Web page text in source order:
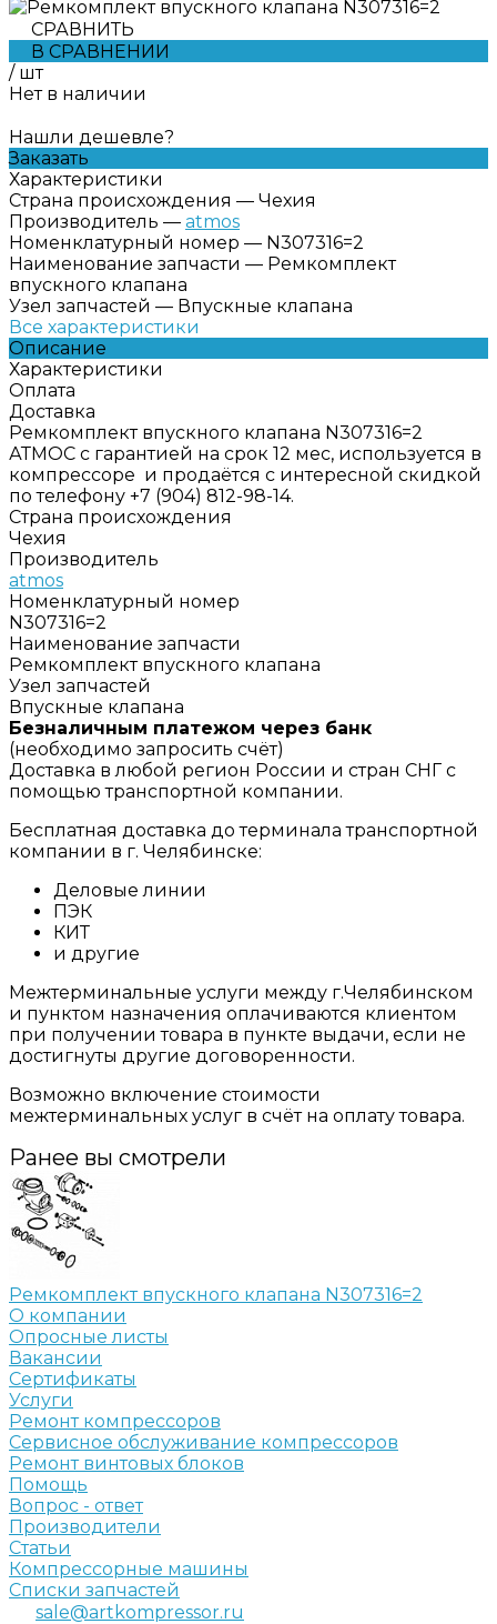
СРАВНИТЬ
В СРАВНЕНИИ
/ шт
Нет в наличии
Нашли дешевле?
Заказать
Характеристики
Страна происхождения — Чехия
Производитель — atmos
Номенклатурный номер — N307316=2
Наименование запчасти — Ремкомплект
впускного клапана
Узел запчастей — Впускные клапана
Все характеристики
Описание
Характеристики
Оплата
Доставка
Ремкомплект впускного клапана N307316=2
АТМОС с гарантией на срок 12 мес, используется в
компрессоре и продаётся с интересной скидкой
по телефону +7 (904) 812-98-14.
Страна происхождения
Чехия
Производитель
atmos
Номенклатурный номер
N307316=2
Наименование запчасти
Ремкомплект впускного клапана
Узел запчастей
Впускные клапана
Безналичным платежом через банк
(необходимо запросить счёт)
Доставка в любой регион России и стран СНГ с
помощью транспортной компании.
Бесплатная доставка до терминала транспортной
компании в г. Челябинске:
Деловые линии
ПЭК
КИТ
и другие
Межтерминальные услуги между г.Челябинском
и пунктом назначения оплачиваются клиентом
при получении товара в пункте выдачи, если не
достигнуты другие договоренности.
Возможно включение стоимости
межтерминальных услуг в счёт на оплату товара.
Ранее вы смотрели
Ремкомплект впускного клапана N307316=2
О компании
Опросные листы
Вакансии
Сертификаты
Услуги
Ремонт компрессоров
Сервисное обслуживание компрессоров
Ремонт винтовых блоков
Помощь
Вопрос - ответ
Производители
Статьи
Компрессорные машины
Списки запчастей
sale@artkompressor.ru